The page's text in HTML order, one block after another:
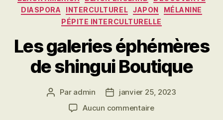
DIASPORA
INTERCULTUREL JAPON
MÉLANINE
PÉPITE INTERCULTURELLE
Les galeries éphémères
de shingui Boutique
Auteur
l’article
Par admin
Datejanvier 25, 2023
Aucun commentairesur